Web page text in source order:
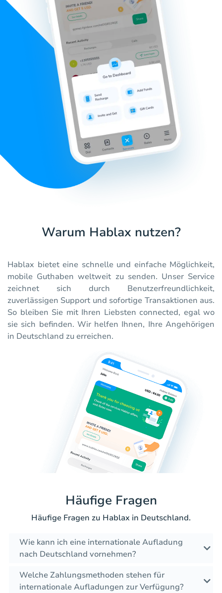
Warum Hablax nutzen?
Hablax bietet eine schnelle und einfache Möglichkeit,
mobile Guthaben weltweit zu senden. Unser Service
zeichnet sich durch Benutzerfreundlichkeit,
zuverlässigen Support und sofortige Transaktionen aus.
So bleiben Sie mit Ihren Liebsten connected, egal wo
sie sich befinden. Wir helfen Ihnen, Ihre Angehörigen
in Deutschland zu erreichen.
Häufige Fragen
Häufige Fragen zu Hablax in Deutschland.
Wie kann ich eine internationale Aufladung
nach Deutschland vornehmen?
Welche Zahlungsmethoden stehen für
internationale Aufladungen zur Verfügung?